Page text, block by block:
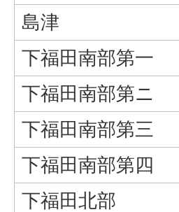
島津
下福田南部第一
下福田南部第ニ
下福田南部第三
下福田南部第四
下福田北部